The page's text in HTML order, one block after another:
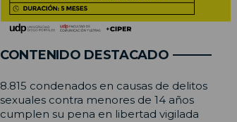
CONTENIDO DESTACADO
8.815 condenados en causas de delitos
sexuales contra menores de 14 años
cumplen su pena en libertad vigilada